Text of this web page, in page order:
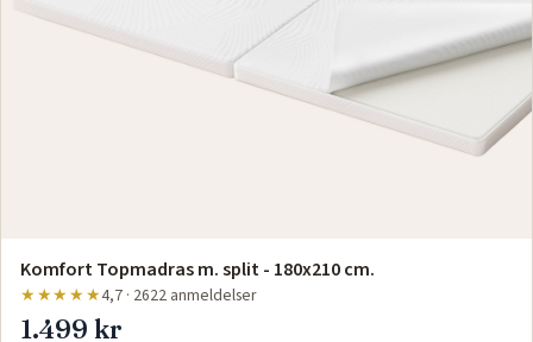
Komfort Topmadras m. split - 180x210 cm.
★★★★★4,7 · 2622 anmeldelser
1.499 kr